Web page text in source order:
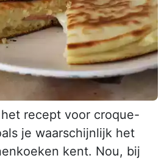
recept voor croque-
je waarschijnlijk het
kent. Nou, bij